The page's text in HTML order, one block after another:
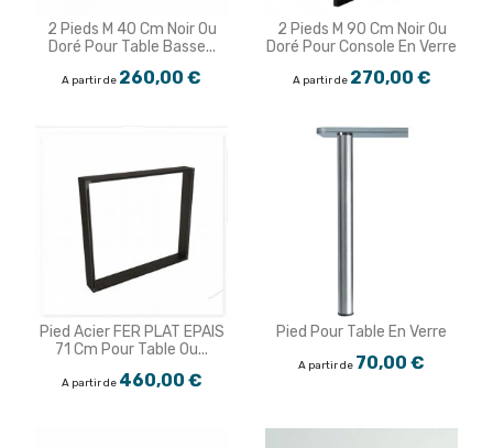
2 Pieds M 40 Cm Noir Ou
Doré Pour Table Basse...
A partir de 260,00 €
2 Pieds M 90 Cm Noir Ou
Doré Pour Console En Verre
A partir de 270,00 €
Pied Acier FER PLAT EPAIS
71 Cm Pour Table Ou...
A partir de 460,00 €
Pied Pour Table En Verre
A partir de 70,00 €